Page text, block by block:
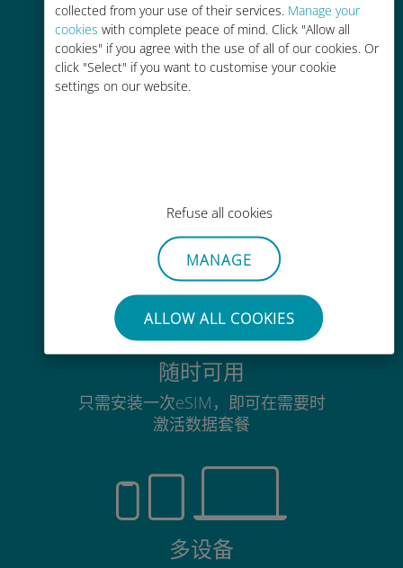
collected from your use of their services. Manage your
cookies with complete peace of mind. Click "Allow all
cookies" if you agree with the use of all of our cookies. Or
click "Select" if you want to customise your cookie
settings on our website.
Refuse all cookies
MANAGE
ALLOW ALL COOKIES
轻松充值
通过Ubigi应用随时随地通话，即使
没有Wi-Fi或剩余流量也能畅聊
毫不费力
无需取出您现有的SIM卡
随时可用
只需安装一次eSIM，即可在需要时
激活数据套餐
多设备